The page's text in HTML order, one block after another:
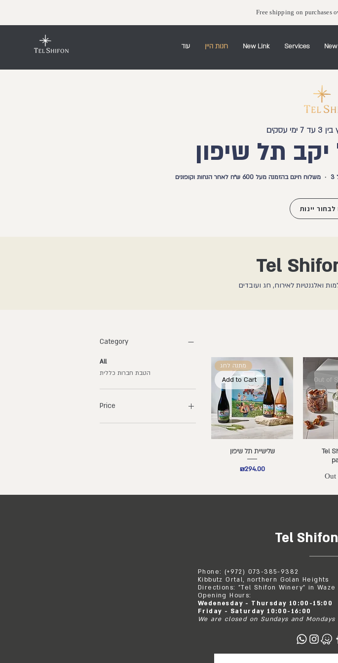
Free shipping on purchases
Services
New Link חנות היין עוד
עסקים
תל שיפון
· משלוח חינם בהזמנה מעל 600 ש״ח לאחר הנחות וקופונים
יינות
Tel
ואלגנטיות לאירוח, חג ועובדים
Category
All
הטבת חברות כללית
Price
Add to Cart
מתנה לחג
שלישיית תל שיפון
Price
₪294.00
Out of
Tel
Tel
Phone: (+972) 073-385-9382
Kibbutz Ortal, northern Golan Heights
Directions: "Tel Shifon Winery" in Waze
Opening Hours:
Wedenesday - Thursday 10:00-15:00
Friday - Saturday 10:00-16:00
We are closed on Sundays and Mondays